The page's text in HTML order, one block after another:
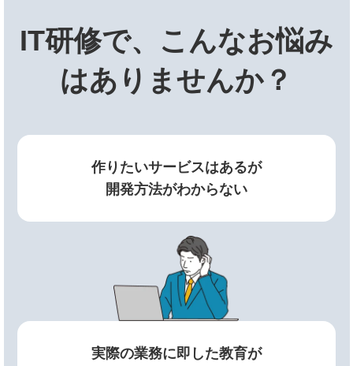
IT研修で、こんなお悩み
はありませんか？
作りたいサービスはあるが
開発方法がわからない
実際の業務に即した教育が